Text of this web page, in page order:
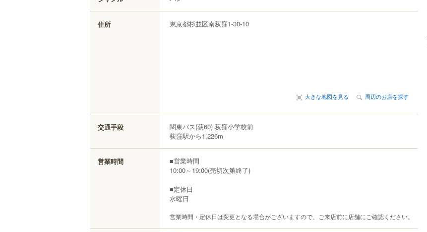
住所 東京都杉並区南荻窪1-30-10
大きな地図を見る 周辺のお店を探す
交通手段
関東バス(荻60) 荻窪小学校前
荻窪駅から1,226m
営業時間
■営業時間
10:00～19:00(売切次第終了)
■定休日
水曜日
営業時間・定休日は変更となる場合がございますので、ご来店前に店舗にご確認ください。